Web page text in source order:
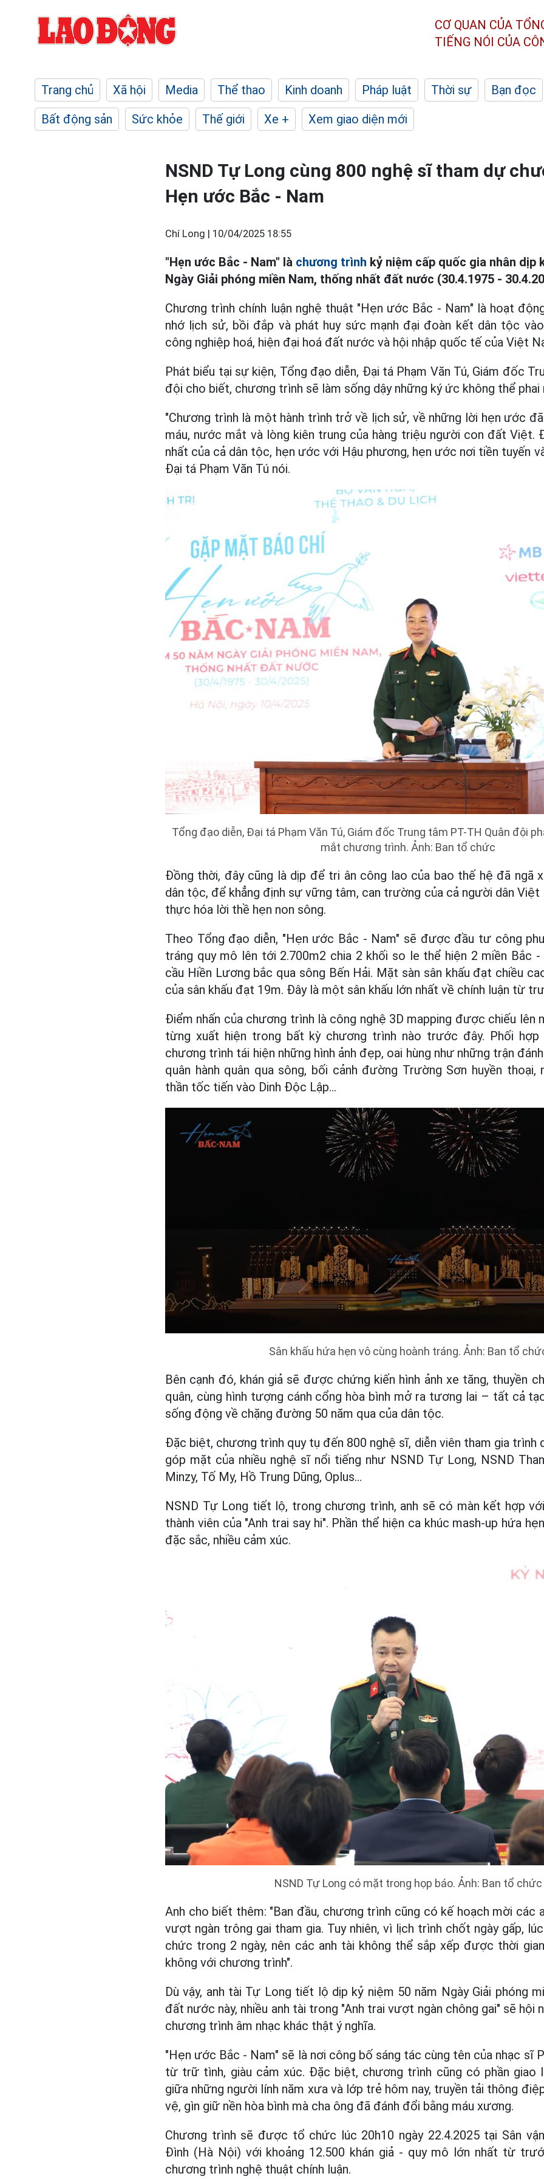
CƠ QUAN CỦA
TIẾNG NÓI CỦA
Trang chủ Xã hội Media Thể thao Kinh doanh Pháp luật Thời sự
Bạn đọc
Bất động sản
Sức khỏe Thế giới Xe + Xem giao diện mới
NSND Tự Long cùng 800 nghệ sĩ tham dự
Hẹn ước Bắc - Nam
Chí Long | 10/04/2025 18:55
"Hẹn ước Bắc - Nam" là chương trình kỷ niệm cấp quốc gia nhân dịp
Ngày Giải phóng miền Nam, thống nhất đất nước (30.4.1975 -
Chương trình chính luận nghệ thuật "Hẹn ước Bắc - Nam" là hoạt
nhớ lịch sử, bồi đắp và phát huy sức mạnh đại đoàn kết dân tộc
công nghiệp hoá, hiện đại hoá đất nước và hội nhập quốc tế của Việt
Phát biểu tại sự kiện, Tổng đạo diễn, Đại tá Phạm Văn Tú, Giám đốc
đội cho biết, chương trình sẽ làm sống dậy những ký ức không thể
"Chương trình là một hành trình trở về lịch sử, về những lời hẹn ước
máu, nước mắt và lòng kiên trung của hàng triệu người con đất Việt.
nhất của cả dân tộc, hẹn ước với Hậu phương, hẹn ước nơi tiền tuyến
Đại tá Phạm Văn Tú nói.
Tổng đạo diễn, Đại tá Phạm Văn Tú, Giám đốc Trung tâm PT-TH Quân đội
mắt chương trình. Ảnh: Ban tổ chức
Đồng thời, đây cũng là dịp để tri ân công lao của bao thế hệ đã ngã
dân tộc, để khẳng định sự vững tâm, can trường của cả người dân
thực hóa lời thề hẹn non sông.
Theo Tổng đạo diễn, "Hẹn ước Bắc - Nam" sẽ được đầu tư công
tráng quy mô lên tới 2.700m2 chia 2 khối so le thể hiện 2 miền Bắc
cầu Hiền Lương bắc qua sông Bến Hải. Mặt sàn sân khấu đạt chiều
của sân khấu đạt 19m. Đây là một sân khấu lớn nhất về chính luận từ
Điểm nhấn của chương trình là công nghệ 3D mapping được chiếu lên
từng xuất hiện trong bất kỳ chương trình nào trước đây. Phối hợp
chương trình tái hiện những hình ảnh đẹp, oai hùng như những trận
quân hành quân qua sông, bối cảnh đường Trường Sơn huyền thoại,
thần tốc tiến vào Dinh Độc Lập...
Sân khấu hứa hẹn vô cùng hoành tráng. Ảnh: Ban tổ
Bên cạnh đó, khán giả sẽ được chứng kiến hình ảnh xe tăng, thuyền
quân, cùng hình tượng cánh cổng hòa bình mở ra tương lai – tất cả
sống động về chặng đường 50 năm qua của dân tộc.
Đặc biệt, chương trình quy tụ đến 800 nghệ sĩ, diễn viên tham gia trình
góp mặt của nhiều nghệ sĩ nổi tiếng như NSND Tự Long, NSND
Minzy, Tố My, Hồ Trung Dũng, Oplus...
NSND Tự Long tiết lộ, trong chương trình, anh sẽ có màn kết hợp
thành viên của "Anh trai say hi". Phần thể hiện ca khúc mash-up hứa
đặc sắc, nhiều cảm xúc.
NSND Tự Long có mặt trong họp báo. Ảnh: Ban tổ chức
Anh cho biết thêm: "Ban đầu, chương trình cũng có kế hoạch mời các
vượt ngàn trông gai tham gia. Tuy nhiên, vì lịch trình chốt ngày gấp,
chức trong 2 ngày, nên các anh tài không thể sắp xếp được thời
không với chương trình".
Dù vậy, anh tài Tự Long tiết lộ dịp kỷ niệm 50 năm Ngày Giải phóng
đất nước này, nhiều anh tài trong "Anh trai vượt ngàn chông gai" sẽ hội
chương trình âm nhạc khác thật ý nghĩa.
"Hẹn ước Bắc - Nam" sẽ là nơi công bố sáng tác cùng tên của nhạc sĩ
từ trữ tình, giàu cảm xúc. Đặc biệt, chương trình cũng có phần giao
giữa những người lính năm xưa và lớp trẻ hôm nay, truyền tải thông
vệ, gìn giữ nền hòa bình mà cha ông đã đánh đổi bằng máu xương.
Chương trình sẽ được tổ chức lúc 20h10 ngày 22.4.2025 tại Sân
Đình (Hà Nội) với khoảng 12.500 khán giả - quy mô lớn nhất từ
chương trình nghệ thuật chính luận.